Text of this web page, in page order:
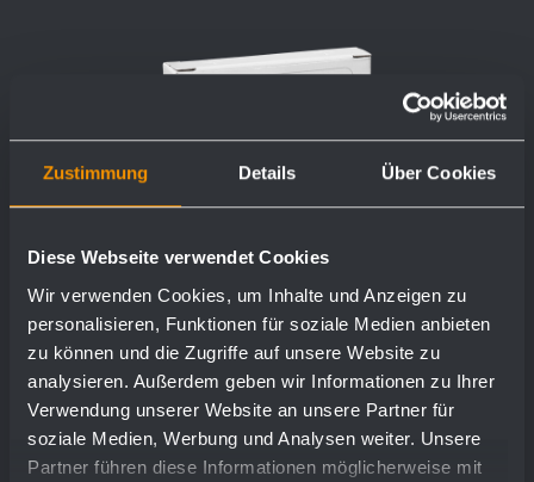
Zustimmung Details Über Cookies
Diese Webseite verwendet Cookies
Wir verwenden Cookies, um Inhalte und Anzeigen zu
personalisieren, Funktionen für soziale Medien anbieten
zu können und die Zugriffe auf unsere Website zu
analysieren. Außerdem geben wir Informationen zu Ihrer
Verwendung unserer Website an unsere Partner für
soziale Medien, Werbung und Analysen weiter. Unsere
Partner führen diese Informationen möglicherweise mit